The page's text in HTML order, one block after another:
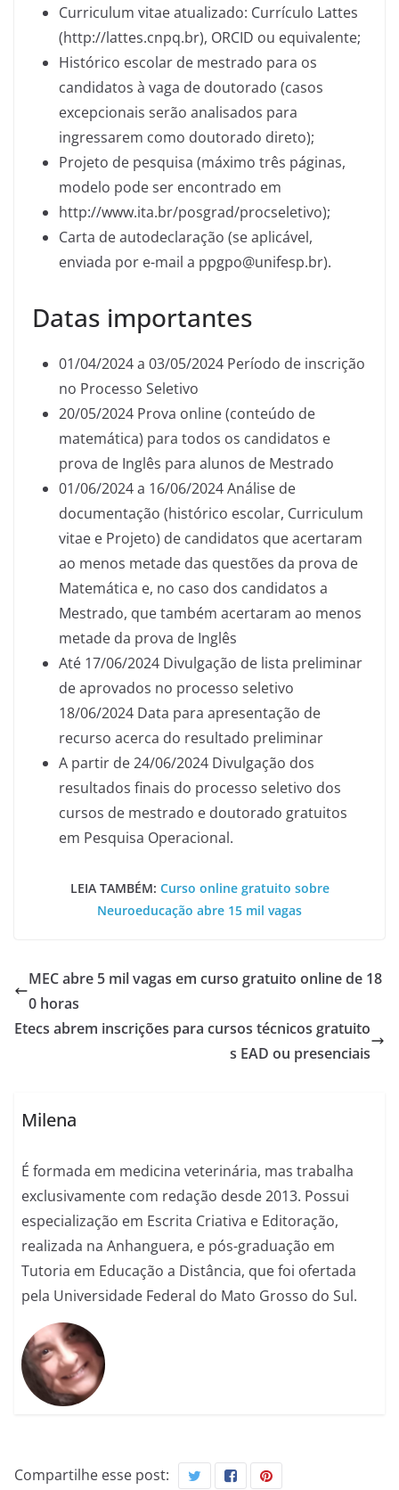
Curriculum vitae atualizado: Currículo Lattes
(http://lattes.cnpq.br), ORCID ou equivalente;
Histórico escolar de mestrado para os
candidatos à vaga de doutorado (casos
excepcionais serão analisados para
ingressarem como doutorado direto);
Projeto de pesquisa (máximo três páginas,
modelo pode ser encontrado em
http://www.ita.br/posgrad/procseletivo);
Carta de autodeclaração (se aplicável,
enviada por e-mail a ppgpo@unifesp.br).
Datas importantes
01/04/2024 a 03/05/2024 Período de inscrição
no Processo Seletivo
20/05/2024 Prova online (conteúdo de
matemática) para todos os candidatos e
prova de Inglês para alunos de Mestrado
01/06/2024 a 16/06/2024 Análise de
documentação (histórico escolar, Curriculum
vitae e Projeto) de candidatos que acertaram
ao menos metade das questões da prova de
Matemática e, no caso dos candidatos a
Mestrado, que também acertaram ao menos
metade da prova de Inglês
Até 17/06/2024 Divulgação de lista preliminar
de aprovados no processo seletivo
18/06/2024 Data para apresentação de
recurso acerca do resultado preliminar
A partir de 24/06/2024 Divulgação dos
resultados finais do processo seletivo dos
cursos de mestrado e doutorado gratuitos
em Pesquisa Operacional.
LEIA TAMBÉM: Curso online gratuito sobre
Neuroeducação abre 15 mil vagas
MEC abre 5 mil vagas em curso gratuito online de 18
0 horas
Etecs abrem inscrições para cursos técnicos gratuito
s EAD ou presenciais
Milena
É formada em medicina veterinária, mas trabalha
exclusivamente com redação desde 2013. Possui
especialização em Escrita Criativa e Editoração,
realizada na Anhanguera, e pós-graduação em
Tutoria em Educação a Distância, que foi ofertada
pela Universidade Federal do Mato Grosso do Sul.
Compartilhe esse post: